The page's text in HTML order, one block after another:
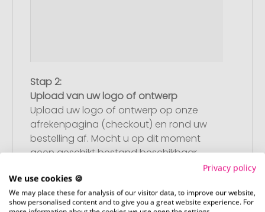
Stap 2:
Upload van uw logo of ontwerp
Upload uw logo of ontwerp op onze
afrekenpagina (checkout) en rond uw
bestelling af. Mocht u op dit moment
geen geschikt bestand beschikbaar
hebben, dan kunt u dit later aanleveren.Privacy policy
We use cookies 🍪
We may place these for analysis of our visitor data, to improve our website,
show personalised content and to give you a great website experience. For